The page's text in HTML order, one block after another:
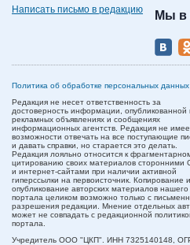
Написать письмо в редакцию
Мы в
Политика об обработке персональных данных
Редакция не несет ответственность за
достоверность информации, опубликованной
рекламных объявлениях и сообщениях
информационных агентств. Редакция не
возможности отвечать на все поступающие
и давать справки, но старается это делать.
Редакция лояльно относится к
цитированию своих материалов сторонними
и интернет-сайтами при наличии активной
гиперссылки на первоисточник. Копирование и
опубликование авторских материалов нашего
портала целиком возможно только с
разрешения редакции. Мнение отдельных
может не совпадать с редакционной
портала.
Учредитель ООО "ЦКП". ИНН 7325140148,